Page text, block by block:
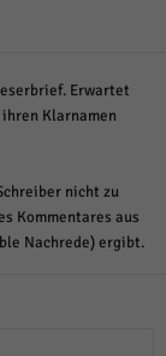
Erwartet
Klarnamen
nicht zu
Kommentares aus
Nachrede) ergibt.